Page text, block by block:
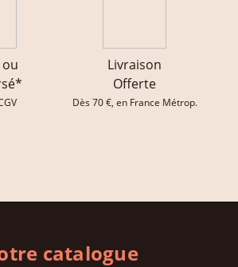
Livraison
Offerte
Dès 70 €, en France Métrop.
catalogue